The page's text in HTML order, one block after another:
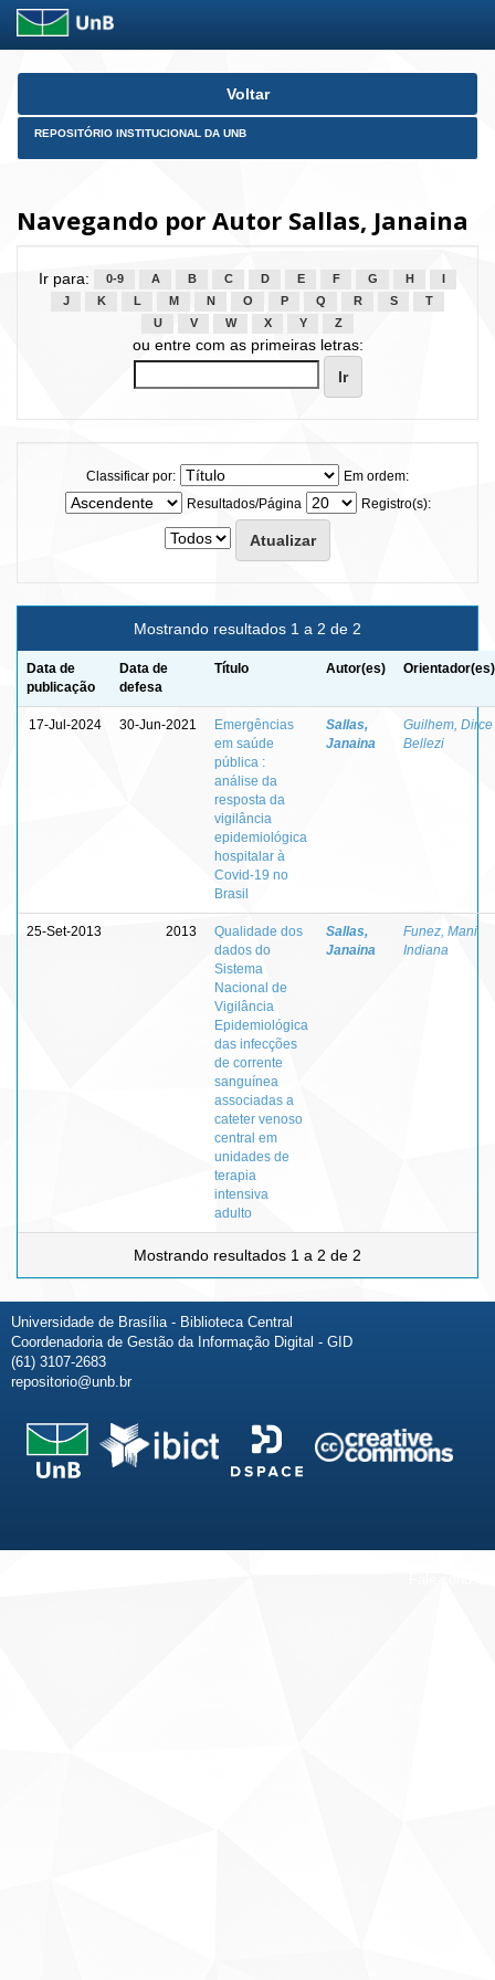
Skip
Voltar
REPOSITÓRIO INSTITUCIONAL DA UNB
Navegando por Autor Sallas, Janaina
Ir para: 0-9 A B C D E F G H
J
K L M N O P Q R S
T
U
V W X Y Z
ou entre com as primeiras letras:
Classificar por:
Em ordem:
Resultados/Página
Registro(s):
Mostrando resultados 1 a 2 de 2
Data de
publicação
Data de
defesa
Título Autor(es) Orientador(es)
17-Jul-2024 30-Jun-2021
Emergências
em saúde
pública :
análise da
resposta da
vigilância
epidemiológica
hospitalar à
Covid-19 no
Brasil
Sallas,
Janaina
Guilhem, Dirce
Bellezi
25-Set-2013 2013
Qualidade dos
dados do
Sistema
Nacional de
Vigilância
Epidemiológica
das infecções
de corrente
sanguínea
associadas a
cateter venoso
central em
unidades de
terapia
intensiva
adulto
Sallas,
Janaina
Funez, Mani
Indiana
Mostrando resultados 1 a 2 de 2
Universidade de Brasília - Biblioteca Central
Coordenadoria de Gestão da Informação Digital - GID
(61) 3107-2683
repositorio@unb.br